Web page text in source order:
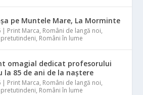
pe Muntele Mare, La Morminte
| Print Marca, Români de langă noi,
, Români în lume
omagial dedicat profesorului
la 85 de ani de la naștere
| Print Marca, Români de langă noi,
, Români în lume